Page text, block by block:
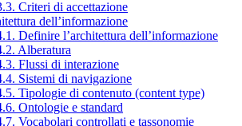
Criteri di accettazione
dell’informazione
Definire l’architettura dell’informazione
Alberatura
Flussi di interazione
Sistemi di navigazione
Tipologie di contenuto (content type)
Ontologie e standard
Vocabolari controllati e tassonomie